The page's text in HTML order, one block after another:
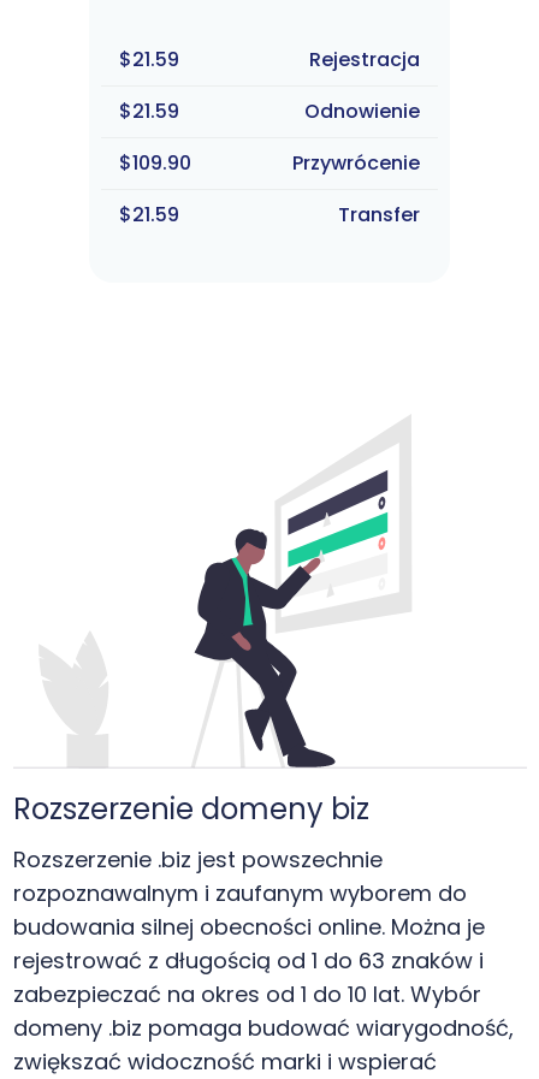
$21.59
Rejestracja
$21.59
Odnowienie
$109.90
Przywrócenie
$21.59
Transfer
Rozszerzenie domeny biz
Rozszerzenie .biz jest powszechnie
rozpoznawalnym i zaufanym wyborem do
budowania silnej obecności online. Można je
rejestrować z długością od 1 do 63 znaków i
zabezpieczać na okres od 1 do 10 lat. Wybór
domeny .biz pomaga budować wiarygodność,
zwiększać widoczność marki i wspierać